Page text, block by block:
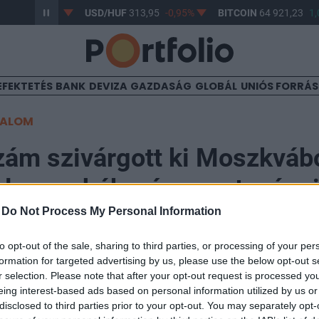
Do Not Process My Personal Information
opt-out of the sale, sharing to third parties, or processing of your
for targeted advertising by us, please use the below opt-out
selection. Please note that after your opt-out request is processed
interest-based ads based on personal information utilized by us
to third parties prior to your opt-out. You may separately
-0,71% USD/HUF 313,95 -0,95% BITCOIN64 921,23
BANK DEVIZA GAZDASÁG GLOBÁL UNIÓS
szivárgott ki
háborús
kapott az orosz belügyminisztérium a
– jelentette ki Anna Civiljova, Vlagyimir Putyin